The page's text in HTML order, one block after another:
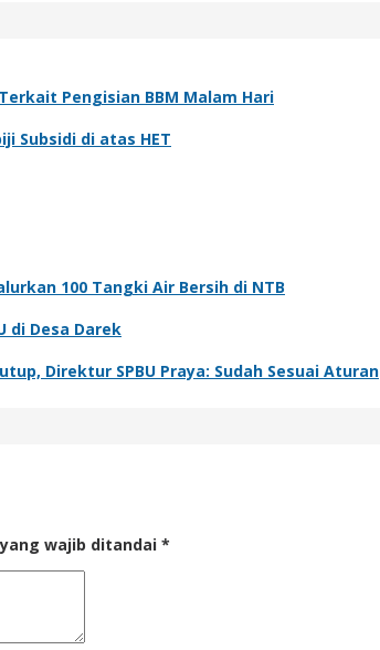
Pengisian BBM Malam Hari
Subsidi di atas HET
100 Tangki Air Bersih di NTB
di Desa Darek
Direktur SPBU Praya: Sudah Sesuai Aturan
yang wajib ditandai *